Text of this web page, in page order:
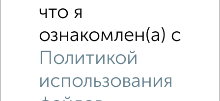
Похожие предложения рядом
2‑комнатные квартиры недалеко от Комсомольская 240
что я
ознакомлен(а) с
Политикой
использования